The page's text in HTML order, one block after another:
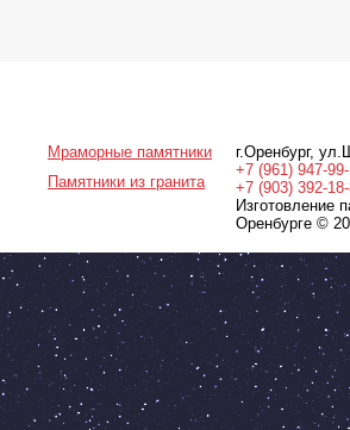
Мраморные памятники
Памятники из гранита
г.Оренбург,
+7 (961) 947-
+7 (903) 392-
Изготовление
Оренбурге ©